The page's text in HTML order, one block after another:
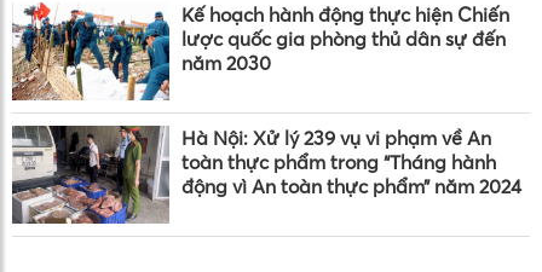
Kế hoạch hành động thực hiện Chiến
lược quốc gia phòng thủ dân sự đến
năm 2030
Hà Nội: Xử lý 239 vụ vi phạm về An
toàn thực phẩm trong “Tháng hành
động vì An toàn thực phẩm” năm 2024